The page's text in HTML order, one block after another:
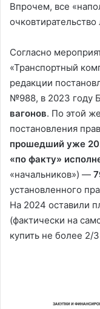
Впрочем, все
очковтирательство
Согласно
«Транспортный
редакции
№988, в 2023 году
вагонов. По этой
постановления
прошедший уже
«по факту»
«начальников») —
установленного
На 2024 оставили
(фактически на
купить не более 2/